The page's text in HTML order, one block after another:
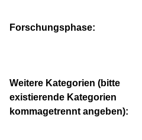
Forschungsphase:
Weitere Kategorien (bitte
existierende Kategorien
kommagetrennt angeben):